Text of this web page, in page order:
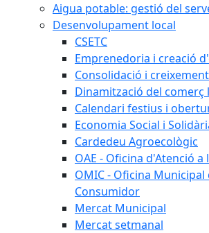
Aigua potable: gestió del
Desenvolupament local
CSETC
Emprenedoria i creació
Consolidació i
Dinamització del comerç
Calendari festius i
Economia Social i
Cardedeu Agroecològic
OAE - Oficina d'Atenció a
OMIC - Oficina
Consumidor
Mercat Municipal
Mercat setmanal